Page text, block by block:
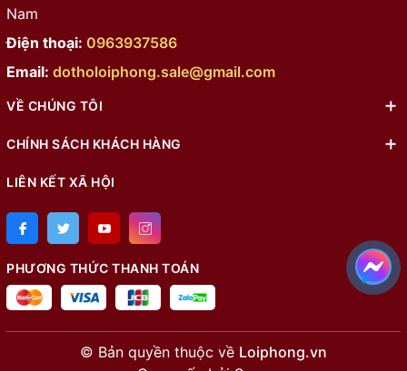
Nam
Điện thoại: 0963937586
Email: dotholoiphong.sale@gmail.com
VỀ CHÚNG TÔI
CHÍNH SÁCH KHÁCH HÀNG
LIÊN KẾT XÃ HỘI
PHƯƠNG THỨC THANH TOÁN
© Bản quyền thuộc về Loiphong.vn